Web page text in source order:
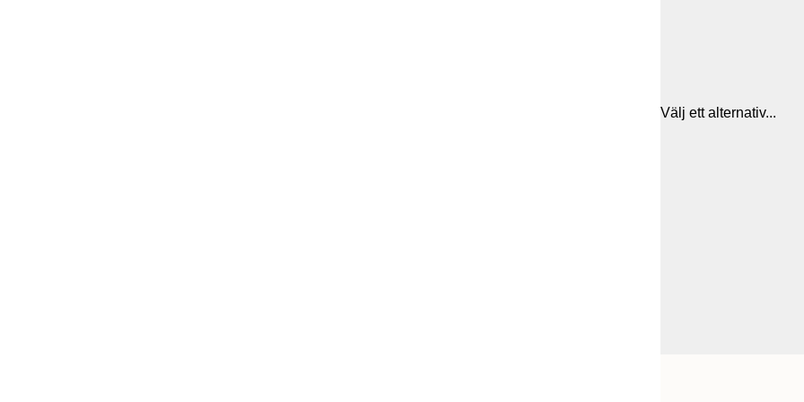
Välj ett alternativ...